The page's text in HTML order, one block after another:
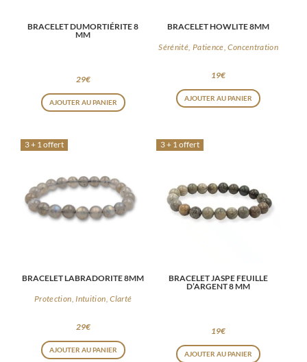
BRACELET DUMORTIÉRITE 8
MM
29€
AJOUTER AU PANIER
BRACELET HOWLITE 8MM
Sérénité, Patience, Concentration
19€
AJOUTER AU PANIER
3 + 1 offert
BRACELET LABRADORITE 8MM
Protection, Intuition, Clarté
29€
AJOUTER AU PANIER
3 + 1 offert
BRACELET JASPE FEUILLE
D’ARGENT 8 MM
19€
AJOUTER AU PANIER